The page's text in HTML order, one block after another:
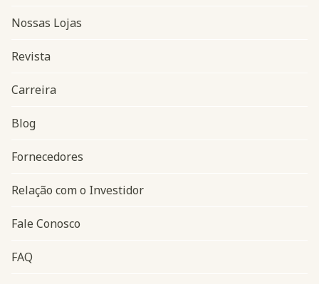
Navegação do rodapé
Nossas Lojas
Revista
Carreira
Blog
Fornecedores
Relação com o Investidor
Fale Conosco
FAQ